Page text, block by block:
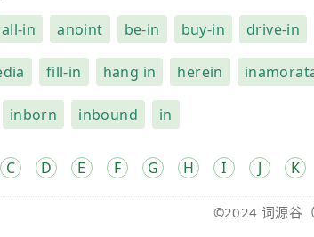
all-in anoint be-in buy-in drive-in
fill-in hang in herein
inborn inbound in
C D E F G H I J K
©2024 词源谷